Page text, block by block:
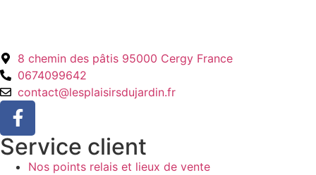
8 chemin des pâtis 95000 Cergy France
0674099642
contact@lesplaisirsdujardin.fr
Service client
Nos points relais et lieux de vente